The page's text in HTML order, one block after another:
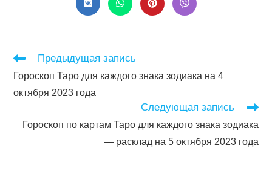
Открывается
в
Открывается
в
Открывается
в
Открывается
в
Читать
статьи
Предыдущая запись
Гороскоп Таро для каждого знака зодиака на 4
октября 2023 года
Следующая запись
Гороскоп по картам Таро для каждого знака зодиака
— расклад на 5 октября 2023 года